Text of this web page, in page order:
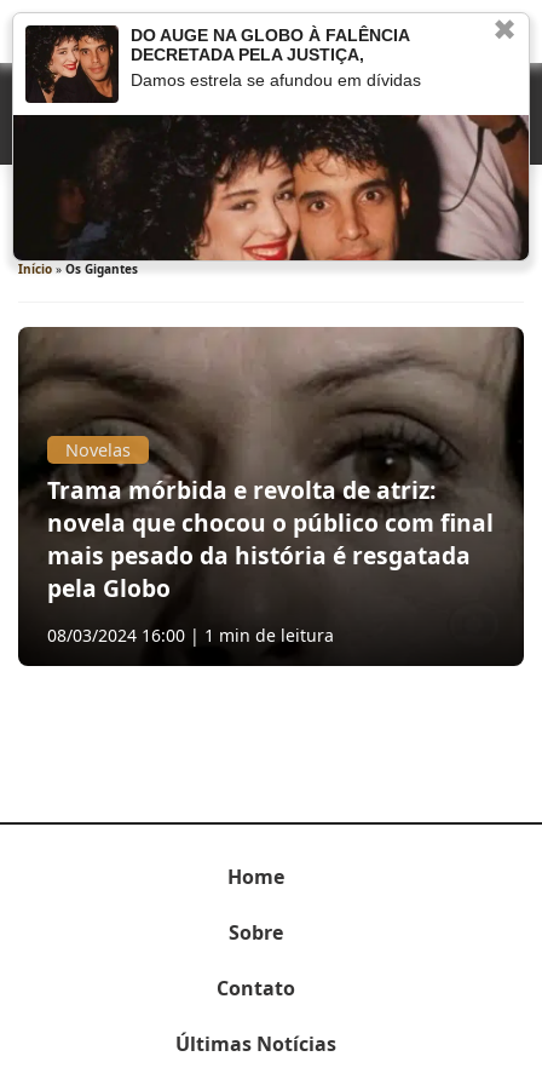
Os Gigantes
Início » Os Gigantes
Novelas
Trama mórbida e revolta de atriz:
novela que chocou o público com final
mais pesado da história é resgatada
pela Globo
08/03/2024 16:00 | 1 min de leitura
Home
Sobre
Contato
Últimas Notícias
✖
DO AUGE NA GLOBO À FALÊNCIA
DECRETADA PELA JUSTIÇA,
Damos estrela se afundou em dívidas